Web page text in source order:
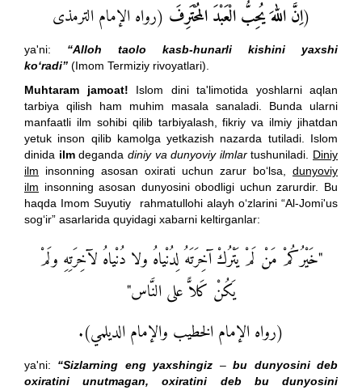
(انَّ اللهَ يُحِبُّ الْعَبْدَ المُحْتَرِفَ (رواه الإمام الترمذى
ya'ni:
“Alloh taolo kasb-hunarli kishini yaxshi
ko‘radi” (Imom Termiziy rivoyatlari).
Muhtaram jamoat!
Islom dini ta'limotida yoshlarni aqlan
tarbiya qilish ham muhim masala sanaladi. Bunda ularni
manfaatli ilm sohibi qilib tarbiyalash, fikriy va ilmiy jihatdan
yetuk inson qilib kamolga yetkazish nazarda tutiladi. Islom
dinida ilm deganda diniy va dunyoviy ilmlar tushuniladi.
Diniy
ilm
insonning asosan oxirati uchun zarur bo‘lsa,
dunyoviy
ilm insonning asosan dunyosini obodligi uchun zarurdir. Bu
haqda Imom Suyutiy rahmatullohi alayh o‘zlarini “Al-Jomi'us
sog‘ir” asarlarida quyidagi xabarni keltirganlar:
"خَيْرُكُمْ مَنْ لَمْ يَتْرُكْ آخِرَتَهُ لِدُنْياهُ ولا دُنْياهُ لآخِرَتِهِ ولَمْ
يَكُنْ كَلاًّ على النَّاس"
(رواه الإمام الخطيب والإمام الديلمي).
ya'ni: “Sizlarning eng yaxshingiz – bu dunyosini deb
oxiratini unutmagan, oxiratini deb bu dunyosini